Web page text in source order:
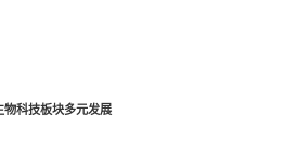
科技板块多元发展